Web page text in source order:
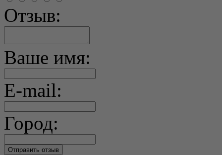
Отзыв:
Ваше имя:
E-mail:
Город: